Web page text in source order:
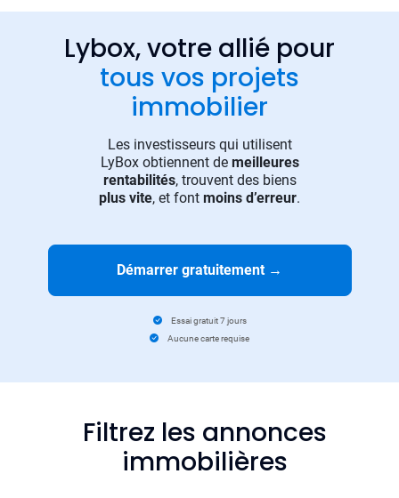
Lybox, votre allié pour
tous vos projets
immobilier
Les investisseurs qui utilisent
LyBox obtiennent de meilleures
rentabilités, trouvent des biens
plus vite, et font moins d’erreur.
Démarrer gratuitement →
Essai gratuit 7 jours
Aucune carte requise
Filtrez les annonces
immobilières